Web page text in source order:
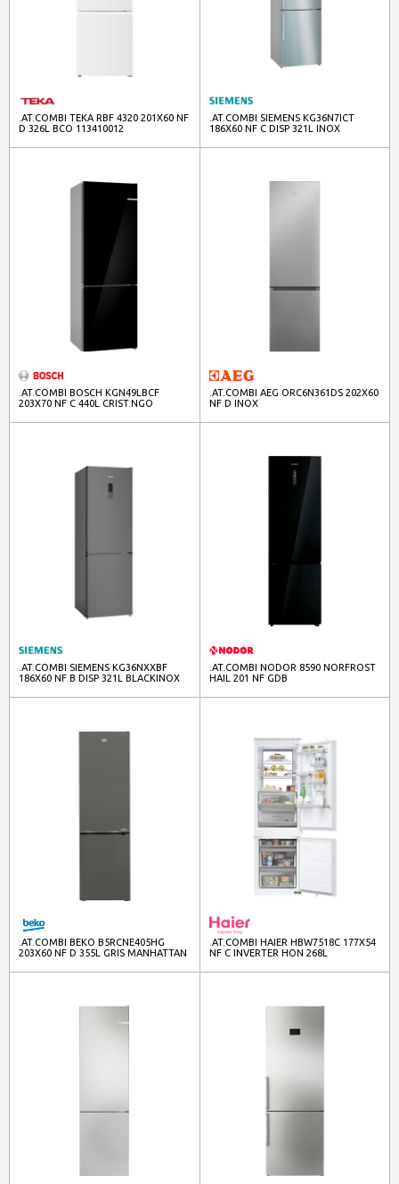
.AT.COMBI TEKA RBF 4320 201X60 NF
D 326L BCO 113410012
.AT.COMBI SIEMENS KG36N7ICT
186X60 NF C DISP 321L INOX
.AT.COMBI BOSCH KGN49LBCF
203X70 NF C 440L CRIST.NGO
.AT.COMBI AEG ORC6N361DS 202X60
NF D INOX
.AT.COMBI SIEMENS KG36NXXBF
186X60 NF B DISP 321L BLACKINOX
.AT.COMBI NODOR 8590 NORFROST
HAIL 201 NF GDB
.AT.COMBI BEKO B5RCNE405HG
203X60 NF D 355L GRIS MANHATTAN
.AT.COMBI HAIER HBW7518C 177X54
NF C INVERTER HON 268L